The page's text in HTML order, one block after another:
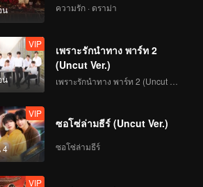
น ความรัก · ดราม่า
น
VIP
เพราะรักนำทาง พาร์ท 2
(Uncut Ver.)
4
VIP
ซอโซ่ล่ามธีร์ (Uncut Ver.)
ซอโซ่ล่ามธีร์
VIP